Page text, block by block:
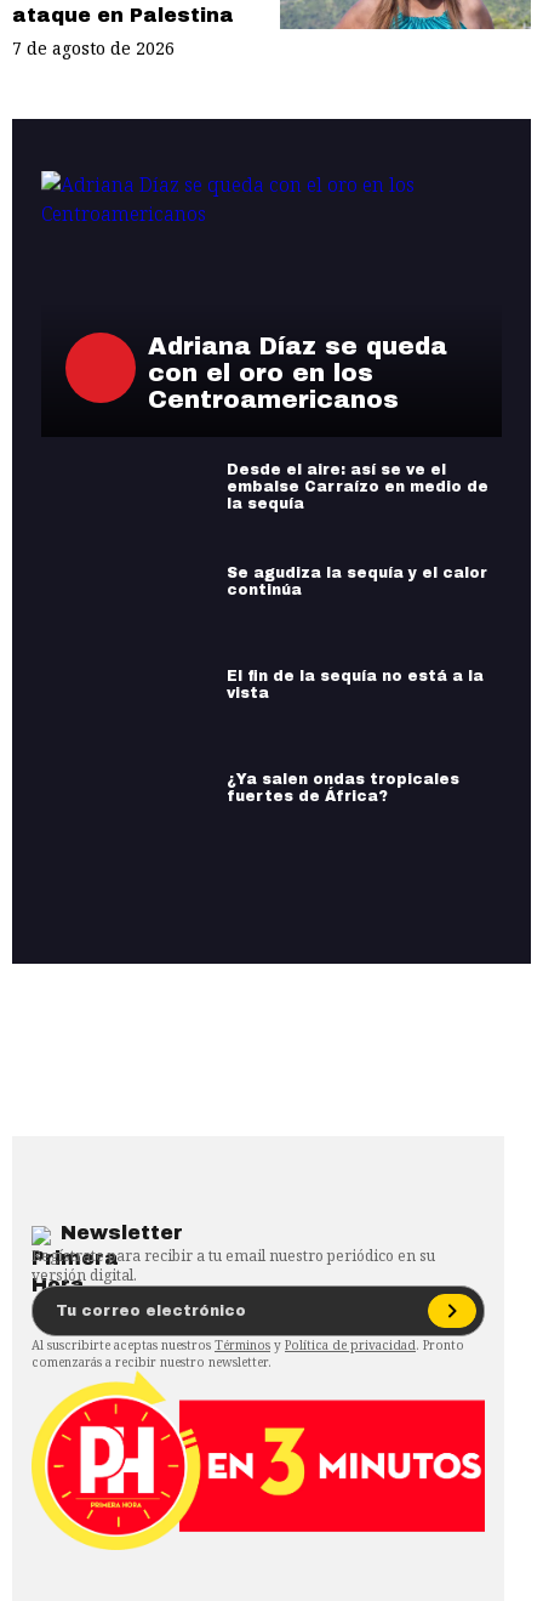
ataque en Palestina
7 de agosto de 2026
Adriana Díaz se queda
con el oro en los
Centroamericanos
Desde el aire: así se ve el
embalse Carraízo en medio de
la sequía
Se agudiza la sequía y el calor
continúa
El fin de la sequía no está a la
vista
¿Ya salen ondas tropicales
fuertes de África?
Newsletter
Regístrate para recibir a tu email nuestro periódico en su
versión digital.
Al suscribirte aceptas nuestros Términos y Política de privacidad. Pronto
comenzarás a recibir nuestro newsletter.